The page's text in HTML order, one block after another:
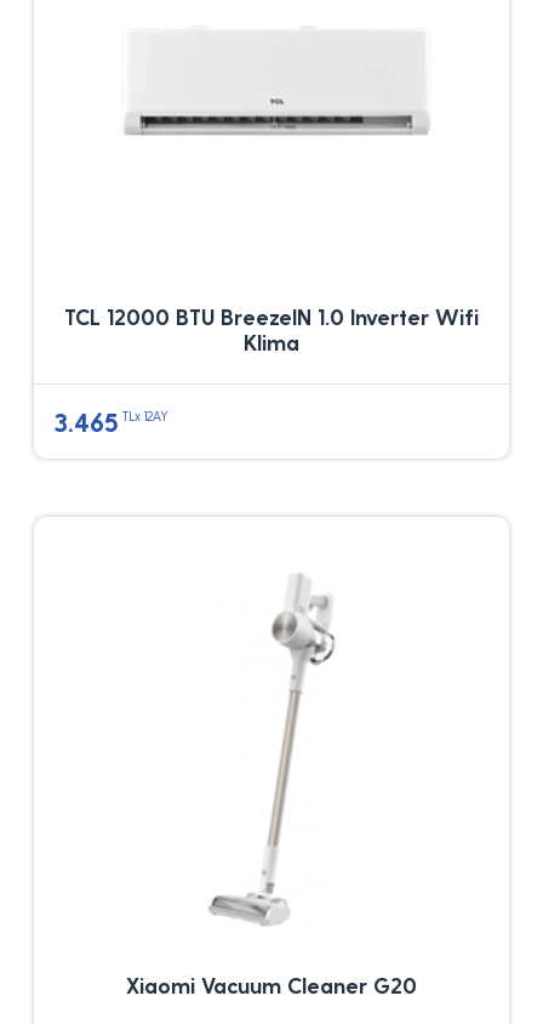
TCL 12000 BTU BreezeIN 1.0 Inverter Wifi
Klima
3.465 TLx 12AY
Xiaomi Vacuum Cleaner G20